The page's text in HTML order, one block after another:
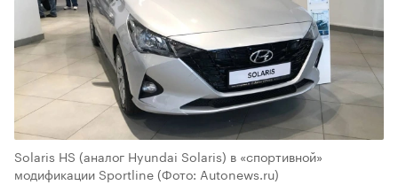
Solaris HS (аналог Hyundai Solaris) в «спортивной»
модификации Sportline(Фото: Autonews.ru)